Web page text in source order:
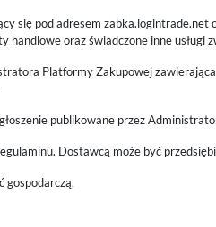
się pod adresem
oraz świadczone inne usługi
Platformy Zakupowej
publikowane przez
Dostawcą może być
gospodarczą,